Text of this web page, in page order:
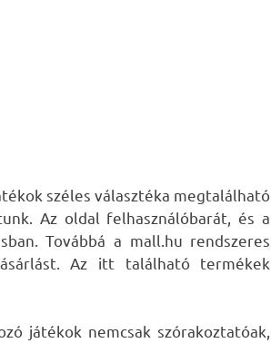
széles választéka megtalálható
Az oldal felhasználóbarát, és a
Továbbá a mall.hu rendszeres
Az itt található termékek
játékok nemcsak szórakoztatóak,